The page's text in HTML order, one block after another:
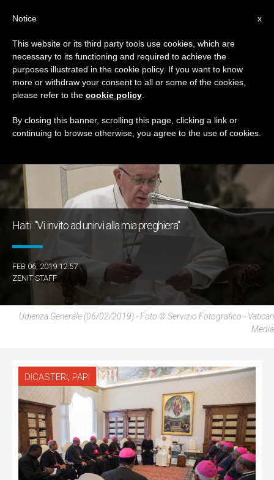
TAG
Posts Tagged ‘Haiti’
ULTIME NOTIZIE
Haiti: "Vi invito ad unirvi alla mia preghiera"
FEB 06, 2019 12:57
ZENIT STAFF
Udienza Generale (06/02/2019) - Foto © Servizio Fotografico - Vatican
Media
DICASTERI, PAPI
x
Notice
This website or its third party tools use cookies, which are
necessary to its functioning and required to achieve the
purposes illustrated in the cookie policy. If you want to know
more or withdraw your consent to all or some of the cookies,
please refer to the cookie policy
By closing this banner, scrolling this page, clicking a link or
continuing to browse otherwise, you agree to the use of cookies.